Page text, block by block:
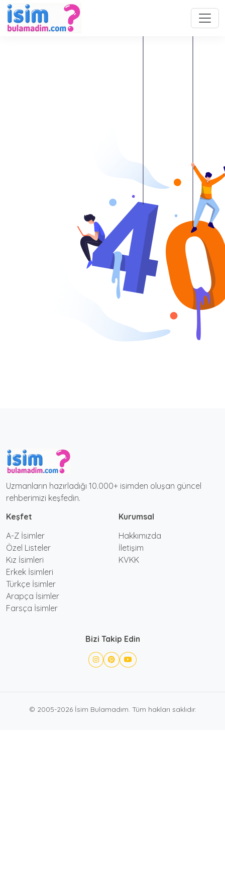
Uzmanların hazırladığı 10.000+ isimden oluşan güncel
rehberimizi keşfedin.
Keşfet
A-Z İsimler
Özel Listeler
Kız İsimleri
Erkek İsimleri
Türkçe İsimler
Arapça İsimler
Farsça İsimler
Kurumsal
Hakkımızda
İletişim
KVKK
Bizi Takip Edin
© 2005-2026 İsim Bulamadım. Tüm hakları saklıdır.